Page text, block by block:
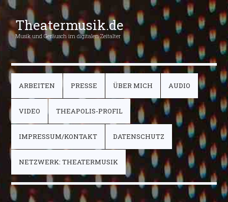
Theatermusik.de
Musik und Geräusch im digitalen Zeitalter
ARBEITEN PRESSE ÜBER MICH AUDIO
VIDEO THEAPOLIS-PROFIL
IMPRESSUM/KONTAKT DATENSCHUTZ
NETZWERK: THEATERMUSIK